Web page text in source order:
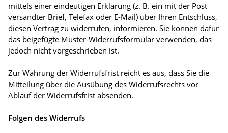
mittels einer eindeutigen Erklärung (z. B. ein mit der Post
versandter Brief, Telefax oder E-Mail) über Ihren Entschluss,
diesen Vertrag zu widerrufen, informieren. Sie können dafür
das beigefügte Muster-Widerrufsformular verwenden, das
jedoch nicht vorgeschrieben ist.
Zur Wahrung der Widerrufsfrist reicht es aus, dass Sie die
Mitteilung über die Ausübung des Widerrufsrechts vor
Ablauf der Widerrufsfrist absenden.
Folgen des Widerrufs